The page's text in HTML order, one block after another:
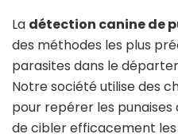
La détection canine de
des méthodes les plus
parasites dans le
Notre société utilise des
pour repérer les
de cibler efficacement